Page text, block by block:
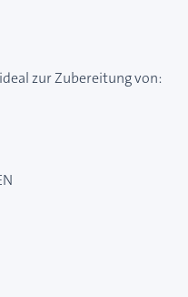
zur Zubereitung von: